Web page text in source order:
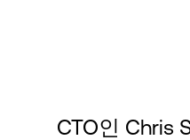
CTO인 Chris